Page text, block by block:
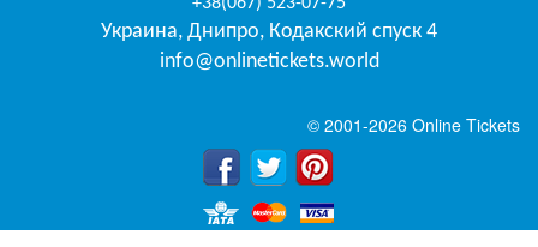
Украина, Днипро, Кодакский спуск 4
info@onlinetickets.world
© 2001-2026 Online Tickets